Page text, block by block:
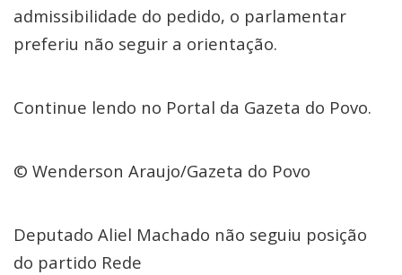
admissibilidade do pedido, o parlamentar
preferiu não seguir a orientação.
Continue lendo no Portal da Gazeta do Povo.
© Wenderson Araujo/Gazeta do Povo
Deputado Aliel Machado não seguiu posição
do partido Rede